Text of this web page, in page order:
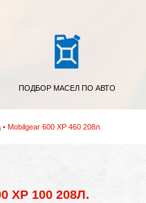
ПОДБОР МАСЕЛ ПО АВТО
Mobilgear 600 XP 460 208л.
XP 100 208Л.